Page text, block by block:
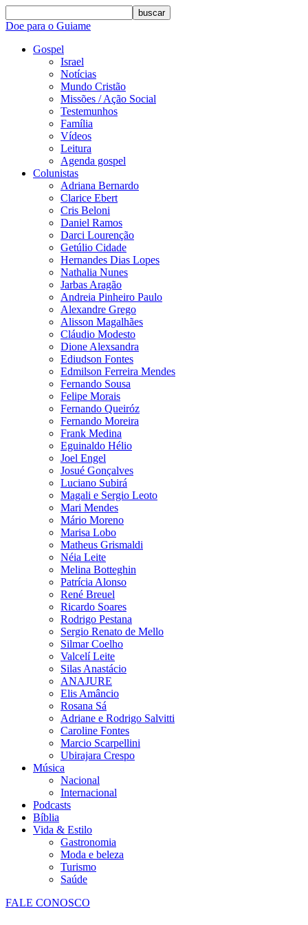
buscar
Doe para o Guiame
Gospel
Israel
Notícias
Mundo Cristão
Missões / Ação Social
Testemunhos
Família
Vídeos
Leitura
Agenda gospel
Colunistas
Adriana Bernardo
Clarice Ebert
Cris Beloni
Daniel Ramos
Darci Lourenção
Getúlio Cidade
Hernandes Dias Lopes
Nathalia Nunes
Jarbas Aragão
Andreia Pinheiro Paulo
Alexandre Grego
Alisson Magalhães
Cláudio Modesto
Dione Alexsandra
Ediudson Fontes
Edmilson Ferreira Mendes
Fernando Sousa
Felipe Morais
Fernando Queiróz
Fernando Moreira
Frank Medina
Eguinaldo Hélio
Joel Engel
Josué Gonçalves
Luciano Subirá
Magali e Sergio Leoto
Mari Mendes
Mário Moreno
Marisa Lobo
Matheus Grismaldi
Néia Leite
Melina Botteghin
Patrícia Alonso
René Breuel
Ricardo Soares
Rodrigo Pestana
Sergio Renato de Mello
Silmar Coelho
Valcelí Leite
Silas Anastácio
ANAJURE
Elis Amâncio
Rosana Sá
Adriane e Rodrigo Salvitti
Caroline Fontes
Marcio Scarpellini
Ubirajara Crespo
Música
Nacional
Internacional
Podcasts
Bíblia
Vida & Estilo
Gastronomia
Moda e beleza
Turismo
Saúde
FALE CONOSCO